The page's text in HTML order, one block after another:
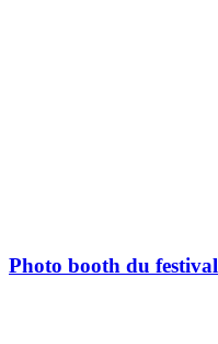
Photo booth du festival